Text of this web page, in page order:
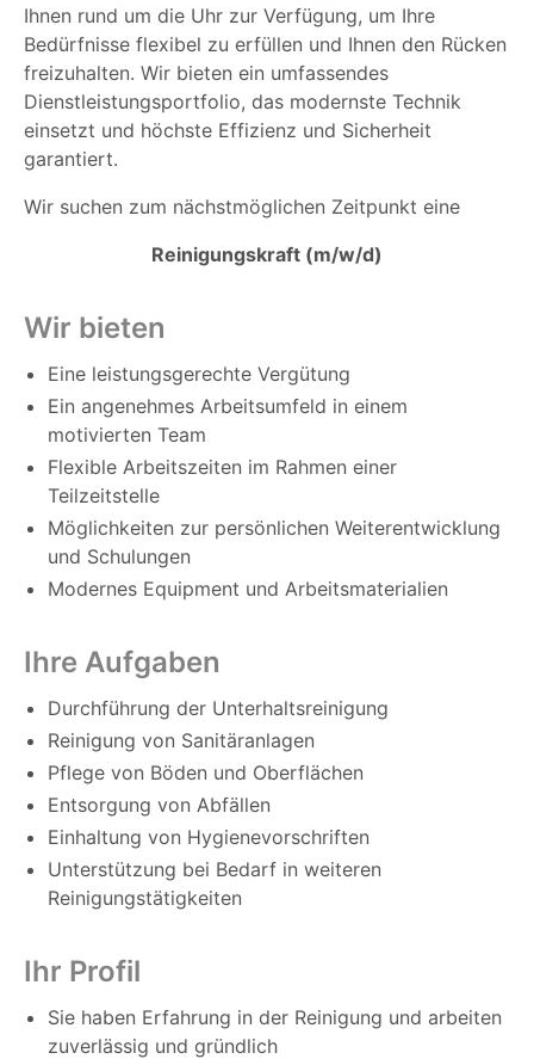
Ihnen rund um die Uhr zur Verfügung, um Ihre
Bedürfnisse flexibel zu erfüllen und Ihnen den Rücken
freizuhalten. Wir bieten ein umfassendes
Dienstleistungsportfolio, das modernste Technik
einsetzt und höchste Effizienz und Sicherheit
garantiert.
Wir suchen zum nächstmöglichen Zeitpunkt eine
Reinigungskraft (m/w/d)
Wir bieten
Eine leistungsgerechte Vergütung
Ein angenehmes Arbeitsumfeld in einem
motivierten Team
Flexible Arbeitszeiten im Rahmen einer
Teilzeitstelle
Möglichkeiten zur persönlichen Weiterentwicklung
und Schulungen
Modernes Equipment und Arbeitsmaterialien
Ihre Aufgaben
Durchführung der Unterhaltsreinigung
Reinigung von Sanitäranlagen
Pflege von Böden und Oberflächen
Entsorgung von Abfällen
Einhaltung von Hygienevorschriften
Unterstützung bei Bedarf in weiteren
Reinigungstätigkeiten
Ihr Profil
Sie haben Erfahrung in der Reinigung und arbeiten
zuverlässig und gründlich